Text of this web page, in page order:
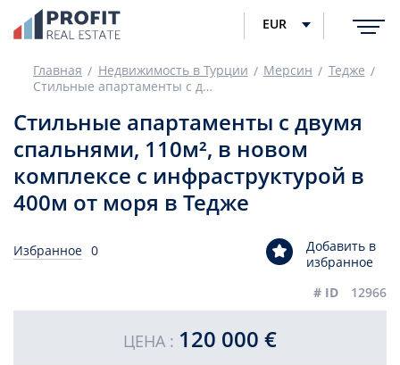
EUR
Главная Недвижимость в Турции Мерсин
Тедже
Стильные апартаменты с двумя спальнями, 110м², в новом комплексе с инфраструктурой в 400м от моря в Тедже
Стильные апартаменты с двумя
спальнями, 110м², в новом
комплексе с инфраструктурой в
400м от моря в Тедже
Избранное 0
Добавить в
избранное
# ID
12966
ЦЕНА : 120 000 €